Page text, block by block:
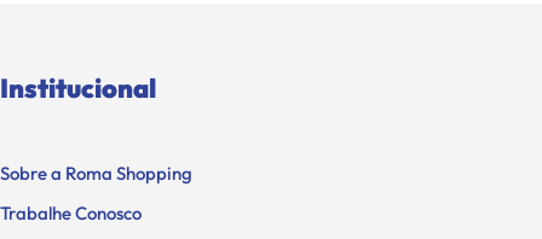
Institucional
Sobre a Roma Shopping
Trabalhe Conosco